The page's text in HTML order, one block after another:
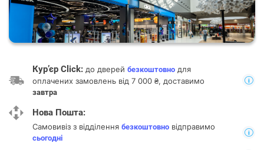
Кур’єр Click: до дверей безкоштовно для
оплачених замовлень від 7 000 ₴, доставимо
завтра
Нова Пошта:
Самовивіз з відділення безкоштовно відправимо
сьогодні